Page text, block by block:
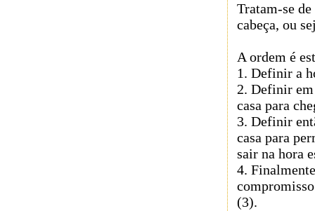
Tratam-se
cabeça, ou
A ordem é
1. Definir a
2. Definir em
casa para
3. Definir
casa para
sair na hora
4.
(3).